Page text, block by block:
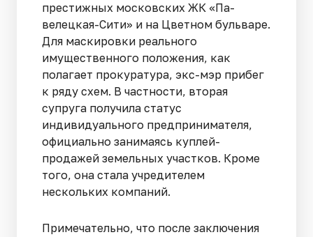
престижных московских ЖК «Па­
велецкая-Сити» и на Цветном бульваре.
Для маскировки реального
имущественно­го положения, как
полагает прокуратура, экс-мэр прибег
к ряду схем. В частнос­ти, вторая
супруга получила статус
индивидуального предпринимателя,
официально занимаясь куплей-
продажей земельных участков. Кроме
того, она стала учредителем
нескольких компаний.
Примечательно, что после заключения